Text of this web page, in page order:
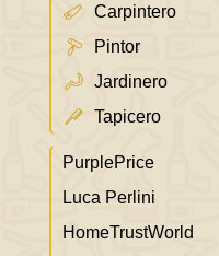
Carpintero
Pintor
Jardinero
Tapicero
PurplePrice
Luca Perlini
HomeTrustWorld